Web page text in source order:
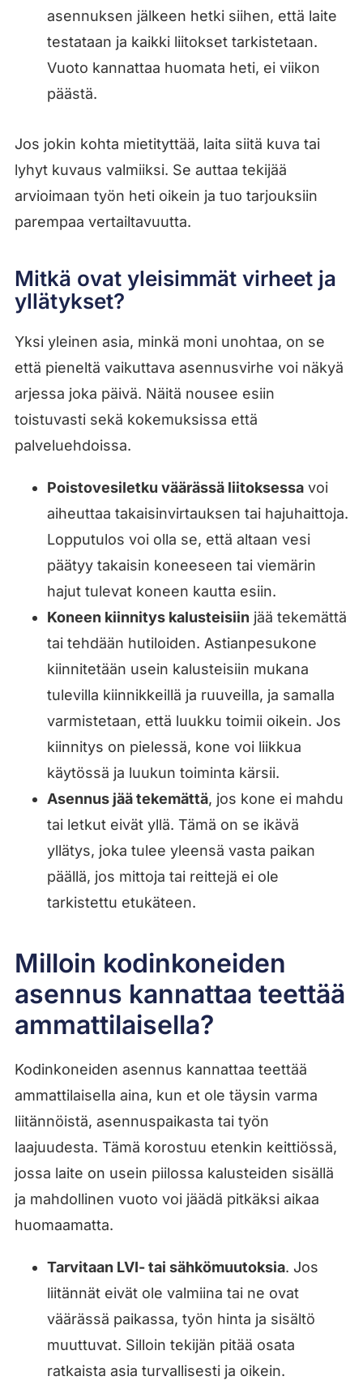
asennuksen jälkeen hetki siihen, että laite
testataan ja kaikki liitokset tarkistetaan.
Vuoto kannattaa huomata heti, ei viikon
päästä.
Jos jokin kohta mietityttää, laita siitä kuva tai
lyhyt kuvaus valmiiksi. Se auttaa tekijää
arvioimaan työn heti oikein ja tuo tarjouksiin
parempaa vertailtavuutta.
Mitkä ovat yleisimmät virheet ja
yllätykset?
Yksi yleinen asia, minkä moni unohtaa, on se
että pieneltä vaikuttava asennusvirhe voi näkyä
arjessa joka päivä. Näitä nousee esiin
toistuvasti sekä kokemuksissa että
palveluehdoissa.
Poistovesiletku väärässä liitoksessavoi
aiheuttaa takaisinvirtauksen tai hajuhaittoja.
Lopputulos voi olla se, että altaan vesi
päätyy takaisin koneeseen tai viemärin
hajut tulevat koneen kautta esiin.
Koneen kiinnitys kalusteisiin jää tekemättä
tai tehdään hutiloiden. Astianpesukone
kiinnitetään usein kalusteisiin mukana
tulevilla kiinnikkeillä ja ruuveilla, ja samalla
varmistetaan, että luukku toimii oikein. Jos
kiinnitys on pielessä, kone voi liikkua
käytössä ja luukun toiminta kärsii.
Asennus jää tekemättä, jos kone ei mahdu
tai letkut eivät yllä. Tämä on se ikävä
yllätys, joka tulee yleensä vasta paikan
päällä, jos mittoja tai reittejä ei ole
tarkistettu etukäteen.
Milloin kodinkoneiden
asennus kannattaa teettää
ammattilaisella?
Kodinkoneiden asennus kannattaa teettää
ammattilaisella aina, kun et ole täysin varma
liitännöistä, asennuspaikasta tai työn
laajuudesta. Tämä korostuu etenkin keittiössä,
jossa laite on usein piilossa kalusteiden sisällä
ja mahdollinen vuoto voi jäädä pitkäksi aikaa
huomaamatta.
Tarvitaan LVI- tai sähkömuutoksia. Jos
liitännät eivät ole valmiina tai ne ovat
väärässä paikassa, työn hinta ja sisältö
muuttuvat. Silloin tekijän pitää osata
ratkaista asia turvallisesti ja oikein.